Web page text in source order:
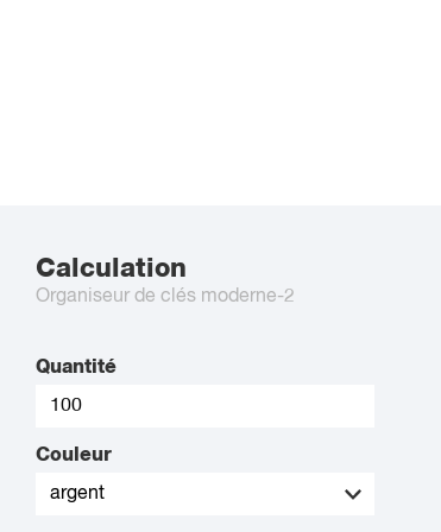
Calculation
Organiseur de clés moderne-2
Quantité
Couleur